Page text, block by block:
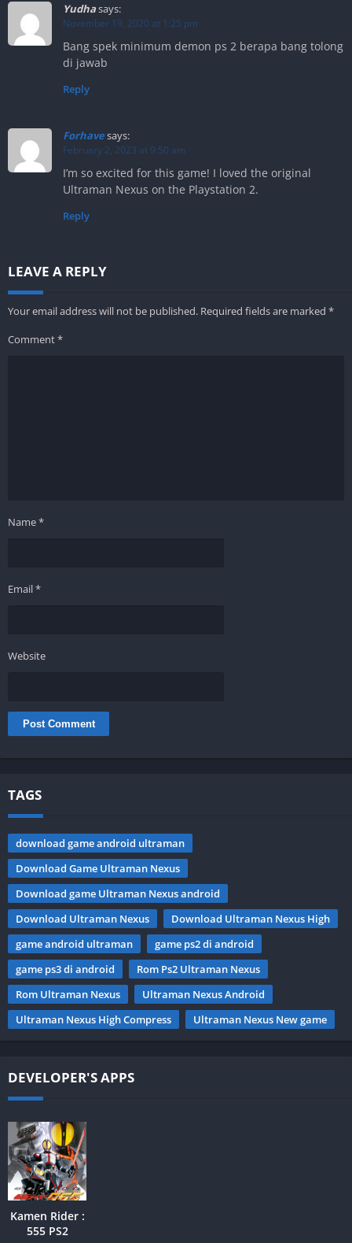
Yudhasays:
November 19, 2020 at 1:25 pm
Bang spek minimum demon ps 2 berapa bang tolong
di jawab
Reply
Forhavesays:
February 2, 2023 at 9:50 am
I’m so excited for this game! I loved the original
Ultraman Nexus on the Playstation 2.
Reply
LEAVE A REPLY
Your email address will not be published. Required fields are marked *
Comment*
Name*
Email*
Website
TAGS
download game android ultraman
Download Game Ultraman Nexus
Download game Ultraman Nexus android
Download Ultraman Nexus
Download Ultraman Nexus High
game android ultraman
game ps2 di android
game ps3 di android
Rom Ps2 Ultraman Nexus
Rom Ultraman Nexus
Ultraman Nexus Android
Ultraman Nexus High Compress
Ultraman Nexus New game
DEVELOPER'S APPS
Kamen Rider :
555 PS2